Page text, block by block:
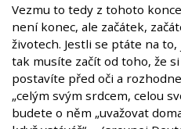
Vezmu to tedy z tohoto
není konec, ale začátek,
životech. Jestli se ptáte na
tak musíte začít od toho, že
postavíte před oči a
„celým svým srdcem, celou
budete o něm „uvažovat